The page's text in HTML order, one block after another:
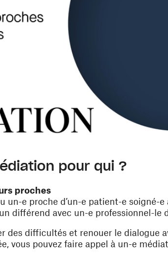
pour qui ?
proches
un-e proche d’un-e patient-e soigné-
différend avec un-e professionnel-le
des difficultés et renouer le dialogue
vous pouvez faire appel à un-e